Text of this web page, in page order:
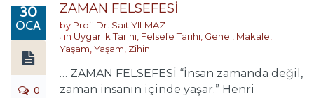
30
OCA
0
ZAMAN FELSEFESİ
by Prof. Dr. Sait YILMAZ
in Uygarlık Tarihi Felsefe Tarihi Genel Makale
Yaşam Yaşam Zihin
… ZAMAN FELSEFESİ “İnsan zamanda değil,
zaman insanın içinde yaşar.” Henri